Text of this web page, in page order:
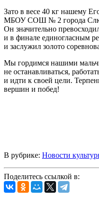
Зато в весе 40 кг нашему
МБОУ СОШ № 2 города
Он значительно
и в финале единогласным
и заслужил золото
Мы гордимся нашими
не останавливаться,
и идти к своей цели.
вершин и побед!
В рубрике: Новости
Поделитесь ссылкой в: